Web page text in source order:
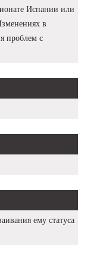
Испании или
в
проблем с
ему статуса